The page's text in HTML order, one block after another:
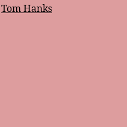
Tom Hanks